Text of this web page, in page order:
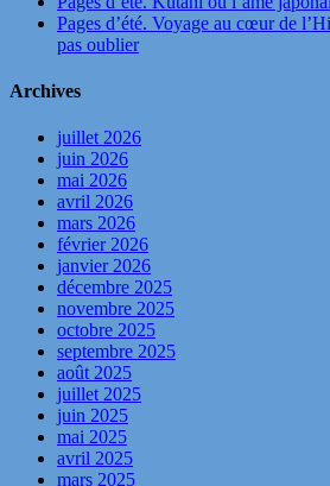
Pages d’été. Voyage au cœur de
pas oublier
Archives
juillet 2026
juin 2026
mai 2026
avril 2026
mars 2026
février 2026
janvier 2026
décembre 2025
novembre 2025
octobre 2025
septembre 2025
août 2025
juillet 2025
juin 2025
mai 2025
avril 2025
mars 2025